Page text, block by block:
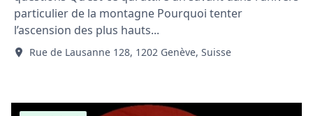
particulier de la montagne Pourquoi tenter
l’ascension des plus hauts...
Rue de Lausanne 128, 1202 Genève, Suisse